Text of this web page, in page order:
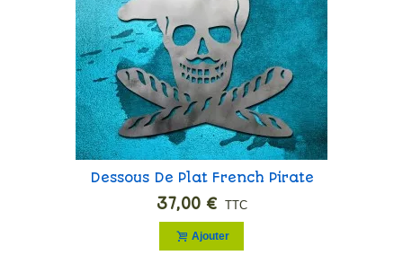
Dessous De Plat French Pirate
37,00 € TTC
Ajouter